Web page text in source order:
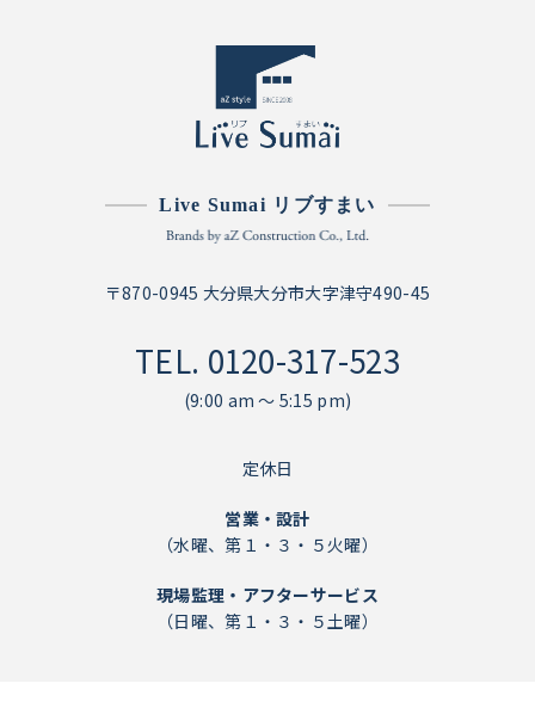
Live Sumai リブすまい
〒870-0945 大分県大分市大字津守490-45
TEL. 0120-317-523
(9:00 am ～ 5:15 pm)
定休日
営業・設計
（水曜、第１・３・５火曜）
現場監理・アフターサービス
（日曜、第１・３・５土曜）